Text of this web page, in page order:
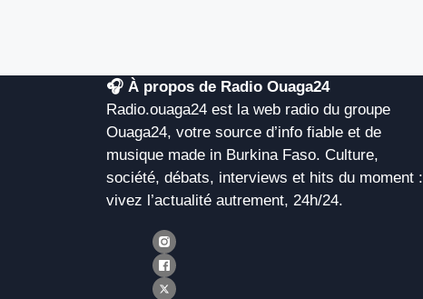
🎧 À propos de Radio Ouaga24
Radio.ouaga24 est la web radio du groupe
Ouaga24, votre source d’info fiable et de
musique made in Burkina Faso. Culture,
société, débats, interviews et hits du moment :
vivez l’actualité autrement, 24h/24.